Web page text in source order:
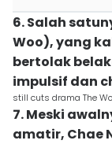
6. Salah
Woo), yang
bertolak
impulsif dan
still cuts drama The
7. Meski
amatir, Chae